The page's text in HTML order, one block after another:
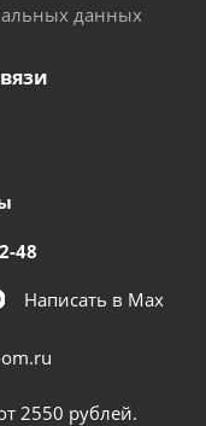
данных
48
Написать в Мах
2550 рублей.